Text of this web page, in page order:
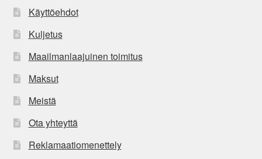
Käyttöehdot
Kuljetus
Maailmanlaajuinen toimitus
Maksut
Meistä
Ota yhteyttä
Reklamaatiomenettely